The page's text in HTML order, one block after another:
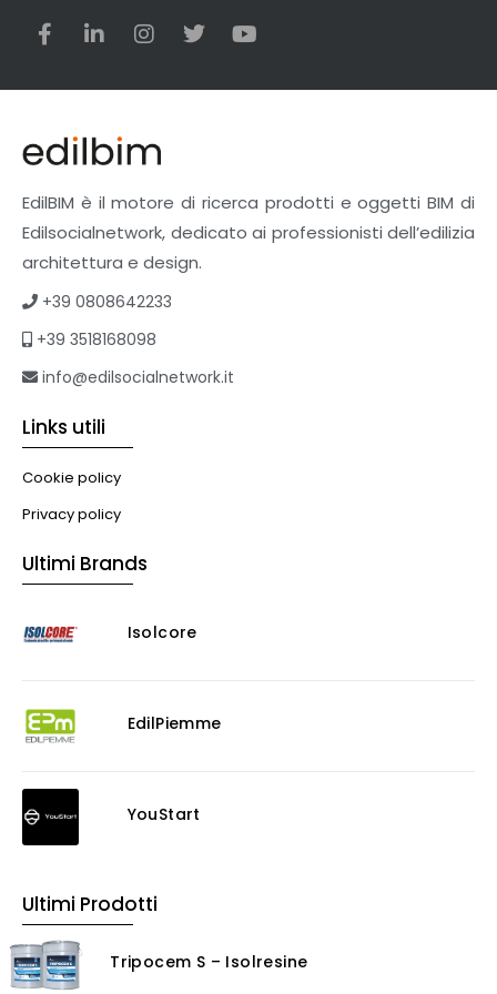
Veicoli multiuso
Pavimenti e rivestimenti
Pavimenti industriali
Sistemi giardini pensili
Supporti per esterni
Tetti verdi
eBook
Formazione professionale
Illuminazione
Murature
Risanamento E Restauro
Consolidanti
Rasanti per muro
Senza Categoria
EdilBIM è il motore di ricerca prodotti e oggetti BIM di
Edilsocialnetwork, dedicato ai professionisti dell’edilizia
architettura e design.
+39 0808642233
+39 3518168098
info@edilsocialnetwork.it
Links utili
Cookie policy
Privacy policy
Ultimi Brands
Isolcore
EdilPiemme
YouStart
Ultimi Prodotti
Tripocem S – Isolresine